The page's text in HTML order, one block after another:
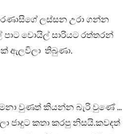
ලස්සන උරා ගන්න
පාට වොයිල් සාරියට රත්තරන්
ඇලවිලා තිබුණා.
වුණත් කියන්න බැරි වුණේ …
ජාදුට කතා කරපු නිසයි.කවදත්